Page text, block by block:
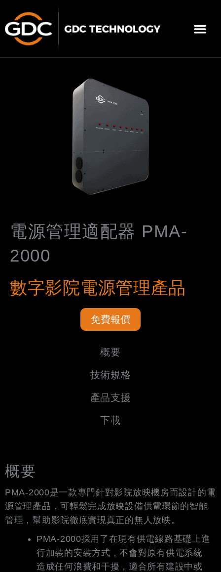
主
選
單
電源管理適配器 PMA-
2000
數字影院電源管理產品
免費報價
概要
技術規格
產品支援
下載
概要
PMA-2000是一款專門針對影院放映機房而設計的電
源管理產品，可輕鬆完成放映設備供電環節的智能
管理，幫助影院徹底實現真正的無人放映。
PMA-2000採用了在現有供電線路基礎上進
行加裝的安裝方式，不會對原有供電系統
造成任何浪費和干擾，適合所有建設中或